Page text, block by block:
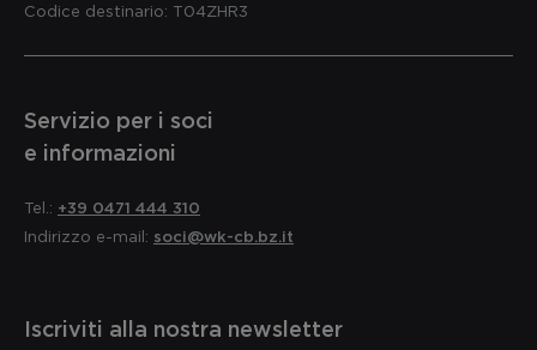
Codice destinario: T04ZHR3
Servizio per i soci
e informazioni
Tel.: +39 0471 444 310
Indirizzo e-mail: soci@wk-cb.bz.it
Iscriviti alla nostra newsletter